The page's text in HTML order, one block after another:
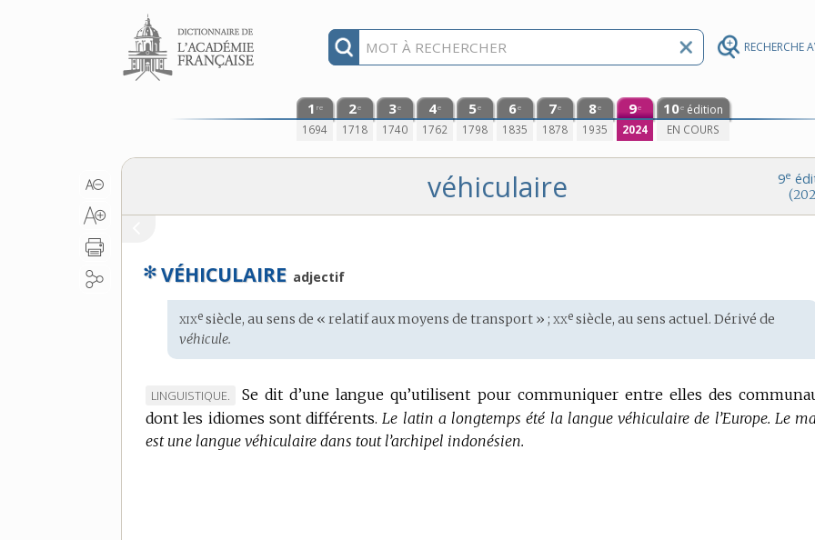
RECHERCHE
Aller au contenu
1 re
1694
2e
1718
3e
1740
4e
1762
5e
1798
6e
1835
7e
1878
8e
1935
9e
2024
10e édition
EN COURS
9e
véhiculaire
✻ VÉHICULAIRE adjectif
Étymologie
:
xixe siècle, au sens de « relatif aux moyens de transport » ;xxe siècle, au sens actuel. Dérivé de
véhicule.
MARQUE
DE
DOMAINE
LINGUISTIQUE.
Se dit d’une langue qu’utilisent pour communiquer entre elles des
dont les idiomes sont différents. Le latin a longtemps été la langue véhiculaire de l’Europe. Le
est une langue véhiculaire dans tout l’archipel indonésien.